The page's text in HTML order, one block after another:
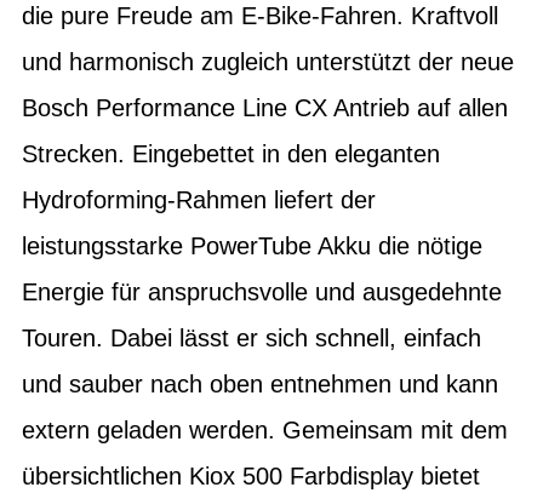
die pure Freude am E-Bike-Fahren. Kraftvoll
und harmonisch zugleich unterstützt der neue
Bosch Performance Line CX Antrieb auf allen
Strecken. Eingebettet in den eleganten
Hydroforming-Rahmen liefert der
leistungsstarke PowerTube Akku die nötige
Energie für anspruchsvolle und ausgedehnte
Touren. Dabei lässt er sich schnell, einfach
und sauber nach oben entnehmen und kann
extern geladen werden. Gemeinsam mit dem
übersichtlichen Kiox 500 Farbdisplay bietet